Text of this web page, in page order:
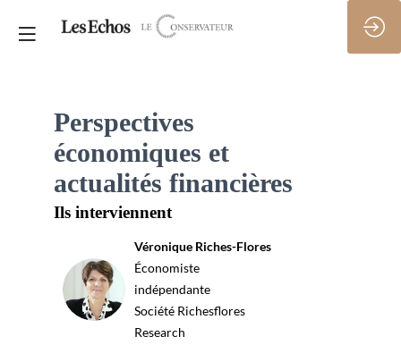
Perspectives
économiques et
actualités financières
Ils interviennent
VR
Véronique Riches-Flores
Économiste
indépendante
Société Richesflores
Research